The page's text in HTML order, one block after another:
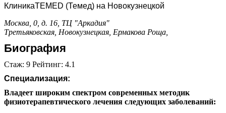
КлиникаTEMED (Темед) на Новокузнецкой
Москва, 0, д. 16, ТЦ "Аркадия"
Третьяковская, Новокузнецкая, Ермакова Роща,
Биография
Стаж: 9 Рейтинг: 4.1
Специализация:
Владеет широким спектром современных методик
физиотерапевтического лечения следующих заболеваний: